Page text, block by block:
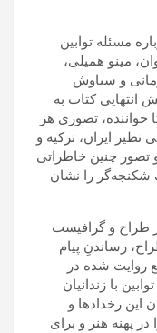
مسئله توابین
مینو همیلی،
و سیاوش
انتهایی کتاب به
تصوری هر
نظیر ایران، ترکیه و
تصور چنین خاطراتی
شکنجه‌گر را نشان
طراح و گرافیست
رساندنِ پیام
روایت شده در
با زندانیان
این رخدادها و
پهنه هنر و برای